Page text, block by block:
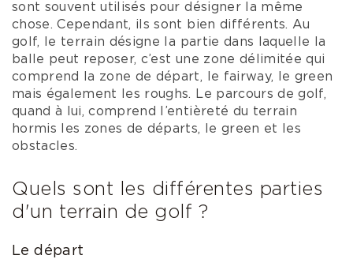
sont souvent utilisés pour désigner la même
chose. Cependant, ils sont bien différents. Au
golf, le terrain désigne la partie dans laquelle la
balle peut reposer, c’est une zone délimitée qui
comprend la zone de départ, le fairway, le green
mais également les roughs. Le parcours de golf,
quand à lui, comprend l’entièreté du terrain
hormis les zones de départs, le green et les
obstacles.
Quels sont les différentes parties
d'un terrain de golf ?
Le départ